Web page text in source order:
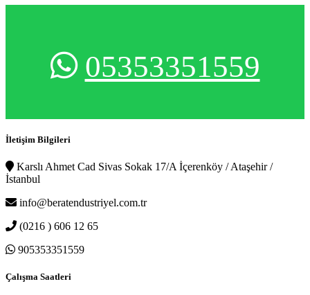
05353351559
İletişim Bilgileri
Karslı Ahmet Cad Sivas Sokak 17/A İçerenköy / Ataşehir /
İstanbul
info@beratendustriyel.com.tr
(0216 ) 606 12 65
905353351559
Çalışma Saatleri